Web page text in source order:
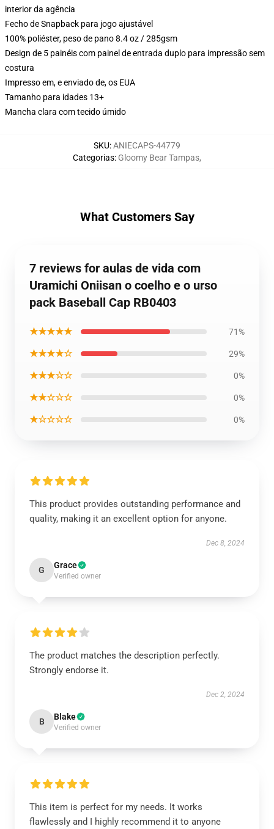
interior da agência
Fecho de Snapback para jogo ajustável
100% poliéster, peso de pano 8.4 oz / 285gsm
Design de 5 painéis com painel de entrada duplo para impressão sem
costura
Impresso em, e enviado de, os EUA
Tamanho para idades 13+
Mancha clara com tecido úmido
SKU:ANIECAPS-44779
Categorias: Gloomy Bear Tampas,
What Customers Say
7 reviews for aulas de vida com
Uramichi Oniisan o coelho e o urso
pack Baseball Cap RB0403
★★★★★ 71%
★★★★☆ 29%
★★★☆☆ 0%
★★☆☆☆ 0%
★☆☆☆☆ 0%
This product provides outstanding performance and
quality, making it an excellent option for anyone.
Dec 8, 2024
G Grace
Verified owner
The product matches the description perfectly.
Strongly endorse it.
Dec 2, 2024
B Blake
Verified owner
This item is perfect for my needs. It works
flawlessly and I highly recommend it to anyone